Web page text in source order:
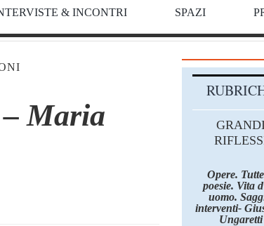
& INCONTRI SPAZI
Maria
Opere.
poesie. Vita
uomo.
interventi-
Ungaretti